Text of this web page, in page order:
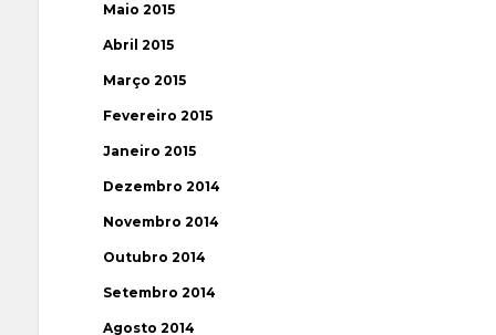
Maio 2015
Abril 2015
Março 2015
Fevereiro 2015
Janeiro 2015
Dezembro 2014
Novembro 2014
Outubro 2014
Setembro 2014
Agosto 2014